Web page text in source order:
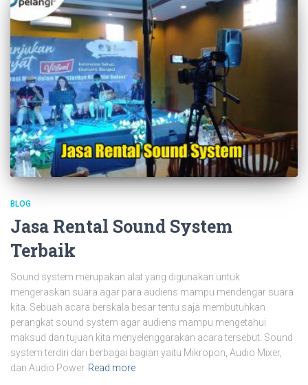
BLOG
Jasa Rental Sound System
Terbaik
Sound system merupakan alat yang digunakan untuk
mengeraskan suara agar para audiens mampu mendengar suara
kita. Sebuah acara berskala besar tentu saja membutuhkan
perangkat sound system agar audiens mampu mengetahui
maksud dan tujuan kita menyelenggarakan acara tersebut. Sound
system terdiri dari berbagai bagian yaitu Mikropon, Audio Mixer,
dan Audio Power Read more